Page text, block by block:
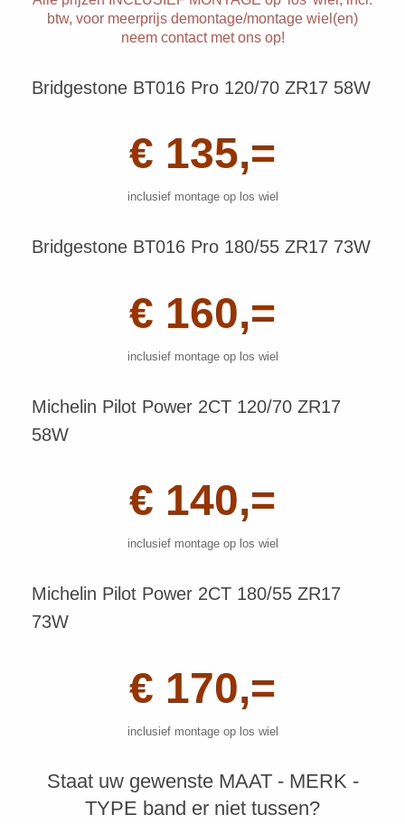
btw, voor meerprijs demontage/montage wiel(en)
neem contact met ons op!
Bridgestone BT016 Pro 120/70 ZR17 58W
€ 135,=
inclusief montage op los wiel
Bridgestone BT016 Pro 180/55 ZR17 73W
€ 160,=
inclusief montage op los wiel
Michelin Pilot Power 2CT 120/70 ZR17
58W
€ 140,=
inclusief montage op los wiel
Michelin Pilot Power 2CT 180/55 ZR17
73W
€ 170,=
inclusief montage op los wiel
Staat uw gewenste MAAT - MERK -
TYPE band er niet tussen?